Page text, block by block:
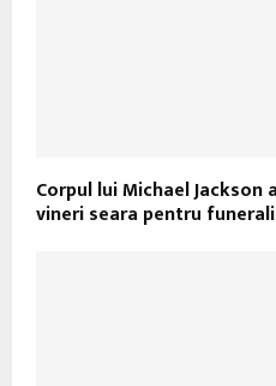
Corpul lui Michael
vineri seara pentru